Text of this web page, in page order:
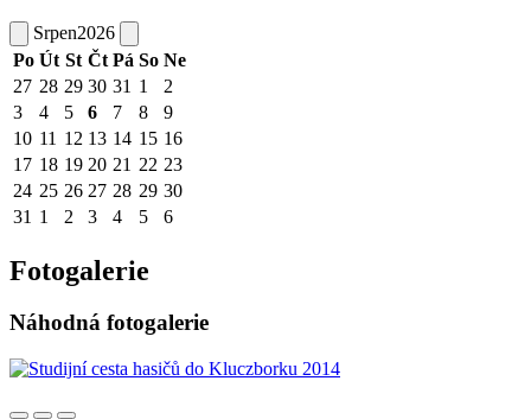
Srpen2026
Po Út St Čt Pá So Ne
27 28 29 30 31 1
2
3
4 5 6 7 8
9
10 11 12 13 14 15 16
17 18 19 20 21 22 23
24 25 26 27 28 29 30
31 1 2 3 4 5 6
Fotogalerie
Náhodná fotogalerie